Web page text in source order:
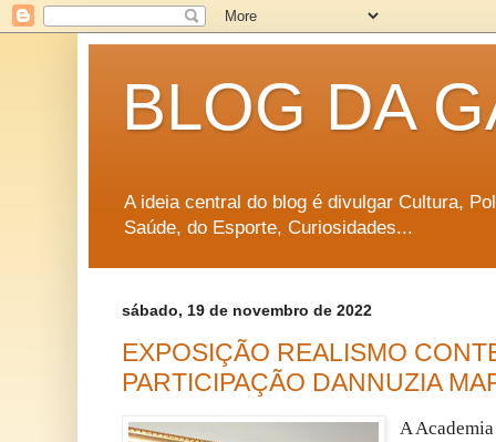
BLOG DA
A ideia central do blog é divulgar Cultura,
Saúde, do Esporte, Curiosidades...
sábado, 19 de novembro de 2022
EXPOSIÇÃO REALISMO
PARTICIPAÇÃO DANNUZIA
A